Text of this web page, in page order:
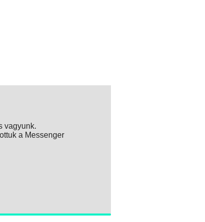
vagyunk.
a Messenger